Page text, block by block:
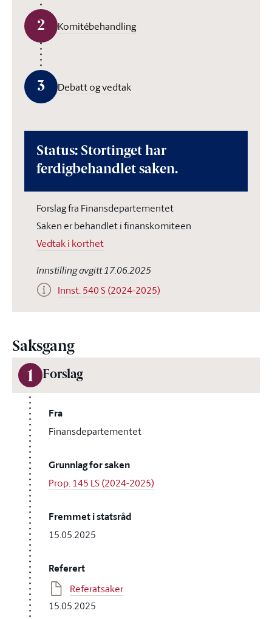
2 Komitébehandling
3 Debatt og vedtak
Status: Stortinget har
ferdigbehandlet saken.
Forslag fra Finansdepartementet
Saken er behandlet i finanskomiteen
Vedtak i korthet
Innstilling avgitt 17.06.2025
Innst. 540 S (2024-2025)
Saksgang
1 Forslag
Fra
Finansdepartementet
Grunnlag for saken
Prop. 145 LS (2024-2025)
Fremmet i statsråd
15.05.2025
Referert
Referatsaker
15.05.2025